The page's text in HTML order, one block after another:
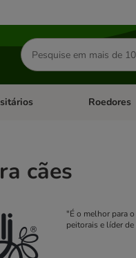
Pesquisar
produtos
de categoria: Dieta Vet.Abrir menu
Roedores
cães
"É o melhor para
peitorais e líder